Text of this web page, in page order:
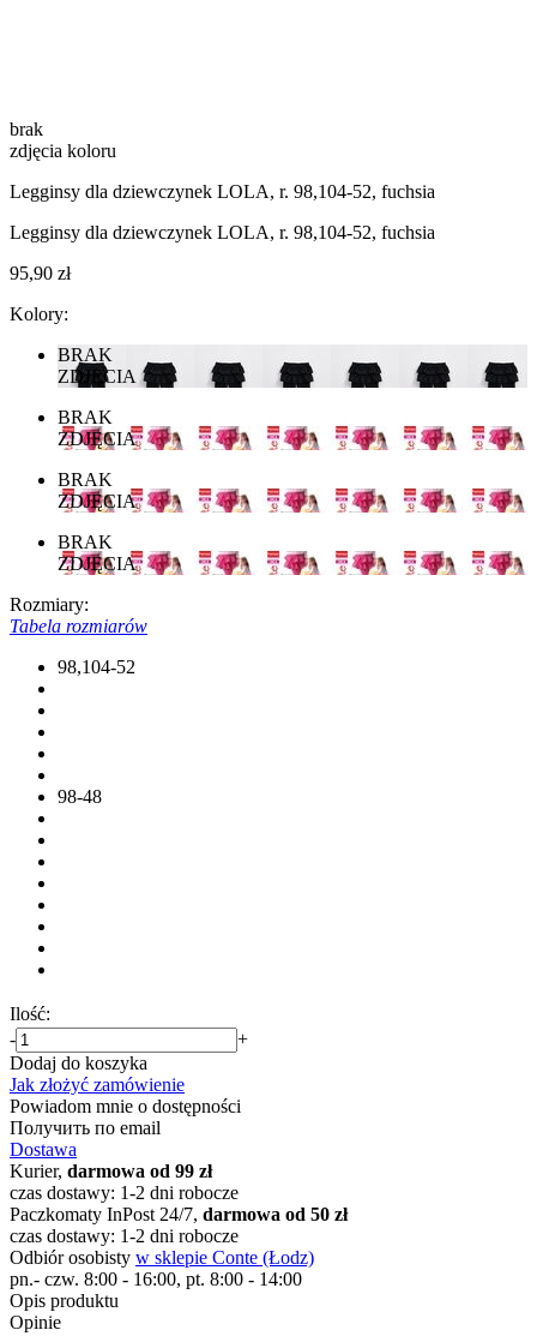
brak
zdjęcia koloru
Legginsy dla dziewczynek LOLA, r. 98,104-52, fuchsia
Legginsy dla dziewczynek LOLA, r. 98,104-52, fuchsia
95,90 zł
Kolory:
BRAK
ZDJĘCIA
BRAK
ZDJĘCIA
BRAK
ZDJĘCIA
BRAK
ZDJĘCIA
Rozmiary:
Tabela rozmiarów
98,104-52
98-48
Ilość:
-
+
Dodaj do koszyka
Jak złożyć zamówienie
Powiadom mnie o dostępności
Получить по email
Dostawa
Kurier, darmowa od 99 zł
czas dostawy: 1-2 dni robocze
Paczkomaty InPost 24/7, darmowa od 50 zł
czas dostawy: 1-2 dni robocze
Odbiór osobisty w sklepie Conte (Łodz)
pn.- czw. 8:00 - 16:00, pt. 8:00 - 14:00
Opis produktu
Opinie